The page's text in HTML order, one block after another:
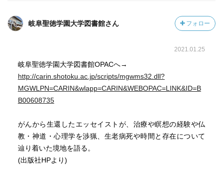
霊的なものに触れていると感じられるときは、一つ深層の
著者は自らを「合理主義者であり、合理的な説明のつかな
いものに懐疑的」というが、私も、著者と同じような考え
方をするタイプで、そういう意味で、著者の辿った思考の
ベクトル、プロセスには自然と共感できた。著者の数年後
から人生を生きる者として（幸いなことに、これまで「生
したいと思う。
また、巻末にある、本書で引用された参考文献50冊も参考
にしたい。
（2020年11月了）
岐阜聖徳学園大学図書館さん フォロー
2021.01.25
岐阜聖徳学園大学図書館OPACへ→
http://carin.shotoku.ac.jp/scripts/mgwms32.dll?
MGWLPN=CARIN&wlapp=CARIN&WEBOPAC=LINK&ID=B
B00608735
がんから生還したエッセイストが、治療や瞑想の経験や仏
教・神道・心理学を渉猟、生老病死や時間と存在について
辿り着いた境地を語る。
(出版社HPより)